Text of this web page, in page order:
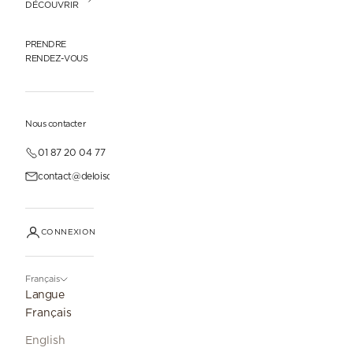
DÉCOUVRIR
PRENDRE
RENDEZ-VOUS
Nous contacter
01 87 20 04 77
contact@deloisonparis.com
CONNEXION
Français
Langue
Français
English